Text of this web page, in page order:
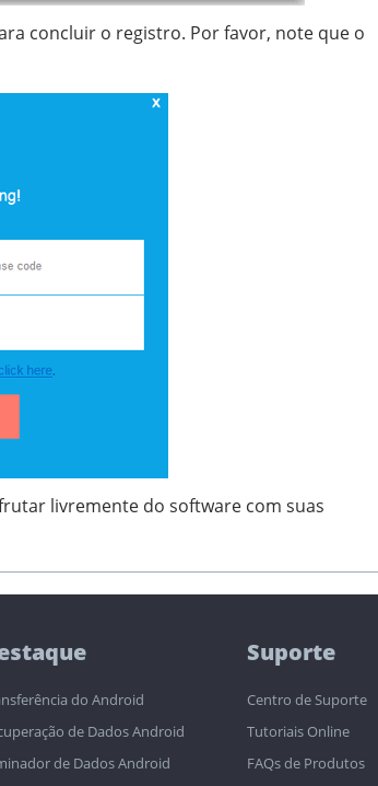
concluir o registro. Por favor, note que o
livremente do software com suas
do Android
de Dados Android
de Dados Android
Suporte
Centro de Suporte
Tutoriais Online
FAQs de Produtos